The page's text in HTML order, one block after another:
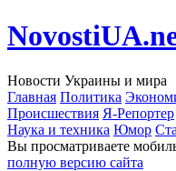
Новости Украины и мира
Главная Политика
Происшествия Я-Репортер
Наука и техника Юмор
Вы просматриваете
полную версию сайта